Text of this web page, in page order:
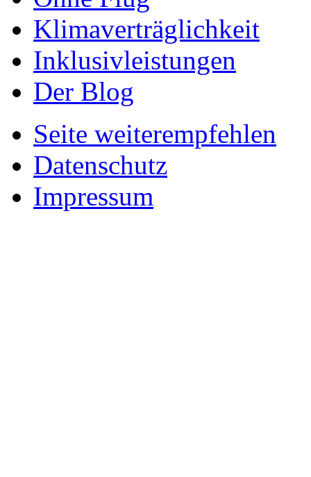
Klimaverträglichkeit
Inklusivleistungen
Der Blog
Seite weiterempfehlen
Datenschutz
Impressum